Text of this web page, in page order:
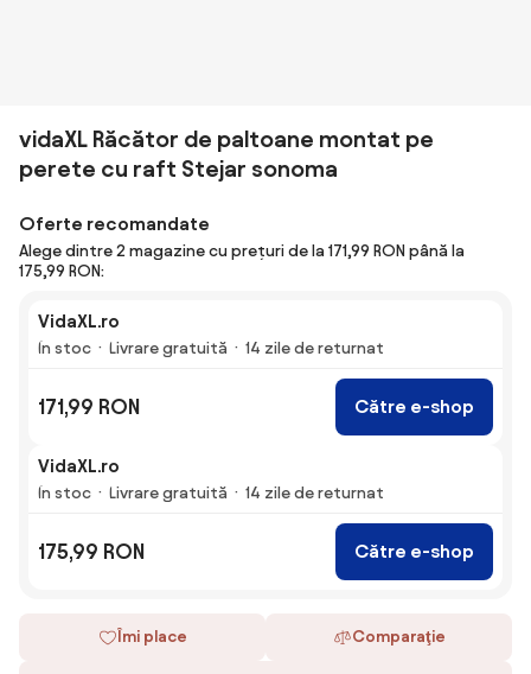
vidaXL Răcător de paltoane montat pe
perete cu raft Stejar sonoma
Oferte recomandate
Alege dintre 2 magazine cu prețuri de la 171,99 RON până la
175,99 RON:
VidaXL.ro
În stoc Livrare gratuită 14 zile de returnat
171,99 RON Către e-shop
VidaXL.ro
În stoc Livrare gratuită 14 zile de returnat
175,99 RON Către e-shop
Îmi place Comparaţie